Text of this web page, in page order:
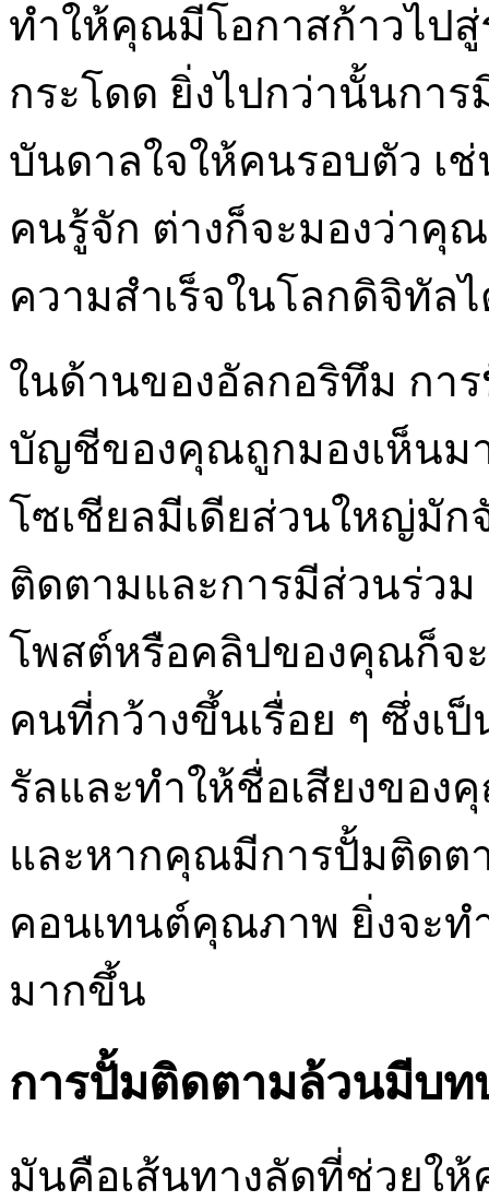
ทำให้คุณมีโอกาสก้าวไป
กระโดด ยิ่งไปกว่านั้นกา
บันดาลใจให้คนรอบตัว เ
คนรู้จัก ต่างก็จะมองว่าคุ
ความสำเร็จในโลกดิจิทัลไ
ในด้านของอัลกอริทึม การ
บัญชีของคุณถูกมองเห็นม
โซเชียลมีเดียส่วนใหญ่มั
ติดตามและการมีส่วนร่ว
โพสต์หรือคลิปของคุณก็จ
คนที่กว้างขึ้นเรื่อย ๆ ซึ่งเ
รัลและทำให้ชื่อเสียงของ
และหากคุณมีการปั้มติดต
คอนเทนต์คุณภาพ ยิ่งจะท
มากขึ้น
การปั้มติดตามล้วนมีบ
มันคือเส้นทางลัดที่ช่วยให้